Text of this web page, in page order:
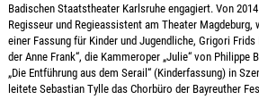
Badischen Staatstheater Karlsruhe engagiert. Von
Regisseur und Regieassistent am Theater Magdeburg,
einer Fassung für Kinder und Jugendliche, Grigori Frids
der Anne Frank“, die Kammeroper „Julie“ von
„Die Entführung aus dem Serail“ (Kinderfassung) in
leitete Sebastian Tylle das Chorbüro der Bayreuther